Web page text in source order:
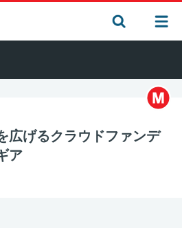
広げるクラウドファンデ
ア